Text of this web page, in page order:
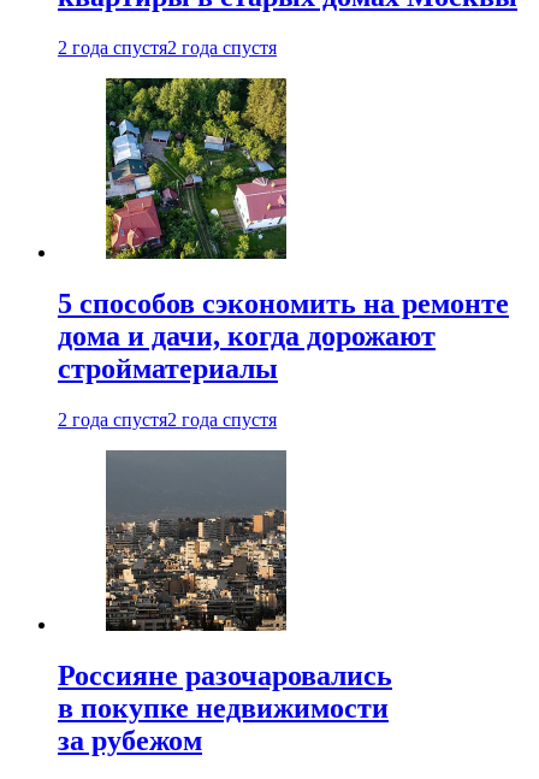
2 года спустя2 года спустя
5 способов сэкономить на ремонте
дома и дачи, когда дорожают
стройматериалы
2 года спустя2 года спустя
Россияне разочаровались
в покупке недвижимости
за рубежом